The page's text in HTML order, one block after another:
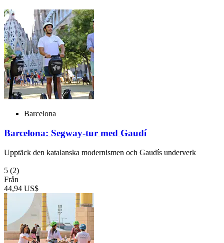
Barcelona
Barcelona: Segway-tur med Gaudí
Upptäck den katalanska modernismen och Gaudís underverk
5 (2)
Från
44,94 US$